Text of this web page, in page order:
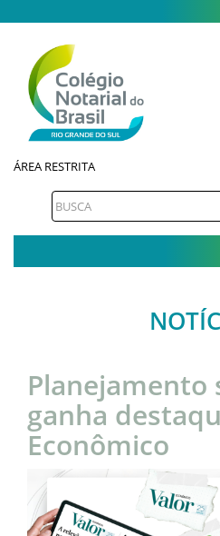
ÁREA RESTRITA
Planejamento
ganha
Econômico